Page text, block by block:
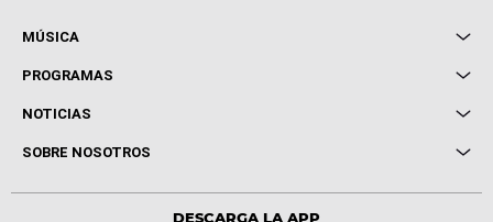
MÚSICA
Local de Ensayo Europa FM
Conciertos
PROGRAMAS
Cuerpos especiales
Locutores Europa FM
NOTICIAS
Cine y Televisión
Virales
SOBRE NOSOTROS
DESCARGA LA APP